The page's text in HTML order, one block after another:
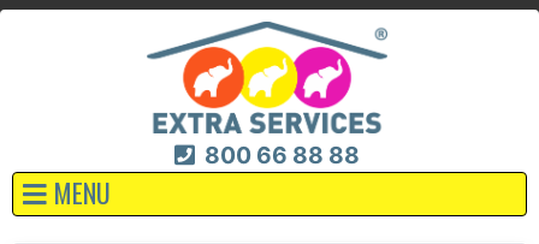
800 66 88 88
MENU